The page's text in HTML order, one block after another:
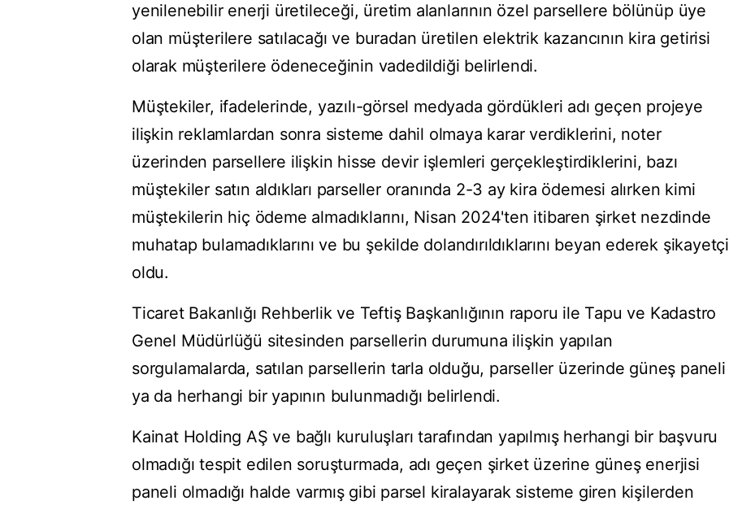
yenilenebilir enerji üretileceği, üretim alanlarının özel parsellere bölünüp üye
olan müşterilere satılacağı ve buradan üretilen elektrik kazancının kira getirisi
olarak müşterilere ödeneceğinin vadedildiği belirlendi.
Müştekiler, ifadelerinde, yazılı-görsel medyada gördükleri adı geçen projeye
ilişkin reklamlardan sonra sisteme dahil olmaya karar verdiklerini, noter
üzerinden parsellere ilişkin hisse devir işlemleri gerçekleştirdiklerini, bazı
müştekiler satın aldıkları parseller oranında 2-3 ay kira ödemesi alırken kimi
müştekilerin hiç ödeme almadıklarını, Nisan 2024'ten itibaren şirket nezdinde
muhatap bulamadıklarını ve bu şekilde dolandırıldıklarını beyan ederek şikayetçi
oldu.
Ticaret Bakanlığı Rehberlik ve Teftiş Başkanlığının raporu ile Tapu ve Kadastro
Genel Müdürlüğü sitesinden parsellerin durumuna ilişkin yapılan
sorgulamalarda, satılan parsellerin tarla olduğu, parseller üzerinde güneş paneli
ya da herhangi bir yapının bulunmadığı belirlendi.
Kainat Holding AŞ ve bağlı kuruluşları tarafından yapılmış herhangi bir başvuru
olmadığı tespit edilen soruşturmada, adı geçen şirket üzerine güneş enerjisi
paneli olmadığı halde varmış gibi parsel kiralayarak sisteme giren kişilerden